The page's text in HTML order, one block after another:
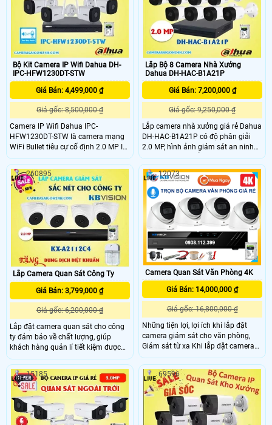
Bộ Kit Camera IP Wifi Dahua DH-
IPC-HFW1230DT-STW
Giá Bán: 4,499,000 ₫
Giá gốc: 8,500,000 ₫
Camera IP Wifi Dahua IPC-
HFW1230DT-STW là camera mạng
WiFi Bullet tiêu cự cố định 2.0 MP IR
với các công nghệ thông minh như
đàm thoại 2 chiều, Phát hiện chuyển
động, giả mạo video, phát hiện âm
thanh, chuẩn nén hình ảnh H.265+,
hồng ngoại ban đêm 30m phù hợp
lắp ngoài trời kết hợp cùng bộ kit
DHI-NVR1104HS-W-S2
Lắp Bộ 8 Camera Nhà Xưởng
Dahua DH-HAC-B1A21P
Giá Bán: 7,200,000 ₫
Giá gốc: 9,250,000 ₫
Lắp camera nhà xưởng giá rẻ Dahua
DH-HAC-B1A21P có độ phân giải
2.0 MP, hình ảnh giám sát an ninh
rõ ràng chi tiết, hỗ trợ IP 67 hoạt
động ngoài trời chống nước, bụi
bẩn. Camera nhà xưởng Dahua DH-
HAC-B1A21P phù hợp lắp đặt cho
môi trường thời tiết khắc nghiệt như
ngoài trời, nhà xưởng, công trình, .
Lắp Camera Quan Sát Công Ty
Giá Bán: 3,799,000 ₫
Giá gốc: 6,200,000 ₫
Lắp đặt camera quan sát cho công
ty đảm bảo về chất lượng, giúp
khách hàng quản lí tiết kiệm được
thời gian, chi phí đạt hiệu quả cao
trong công việc . Lắp đặt camera
quan sát văn phòng công ty giám
sát nhân viên từ xa qua điện thoại
hiệu quả thương hiệu camera
KBVSION chính hãng chất lượng
FULL HD 1080P ổn định giá rẻ hiệu
260895
Camera Quan Sát Văn Phòng 4K
Giá Bán: 14,000,000 ₫
Giá gốc: 16,800,000 ₫
Những tiện lợi, lợi ích khi lắp đặt
camera giám sát cho văn phòng,
Giám sát từ xa Khi lắp đặt camera
giám sát cho văn phòng chúng ta
có thể giám sát những hoạt động
diễn ra tại văn phòng mọi lúc, mọi
nơi. Dù bất kì là chúng ta ở nơi nào,
hay thời gian nào chúng ta cũng có
thể giám sát được văn phòng của
mình Cảm biến: Sony Starvis 8
12073
15185 69596